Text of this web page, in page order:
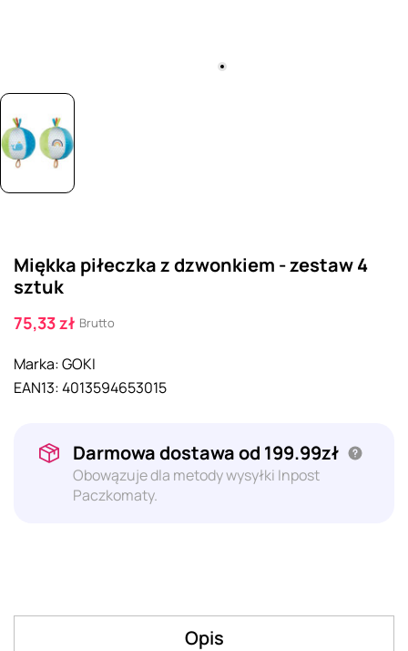
Miękka piłeczka z dzwonkiem - zestaw 4
sztuk
75,33 zł Brutto
Marka:GOKI
EAN13:4013594653015
Darmowa dostawa od 199.99zł
Obowązuje dla metody wysyłki Inpost
Paczkomaty.
Opis